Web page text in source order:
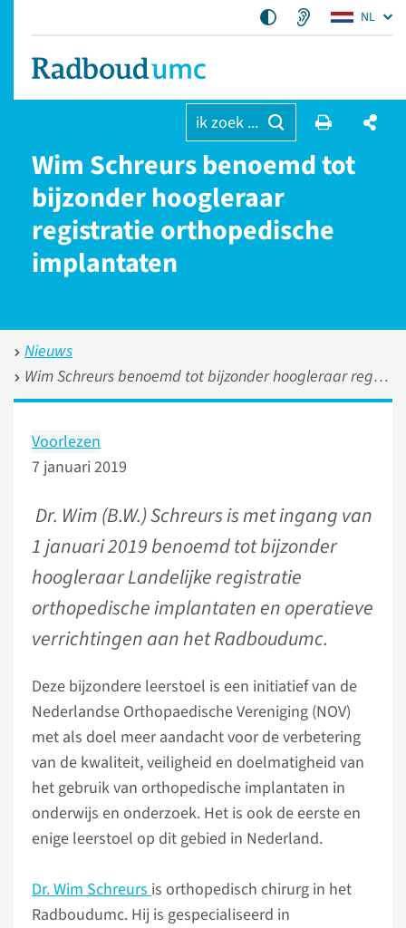
NL
ik zoek ...
Wim Schreurs benoemd tot
bijzonder hoogleraar
registratie orthopedische
implantaten
Nieuws
Wim Schreurs benoemd tot bijzonder hoogleraar registratie orthopedische implantaten
Voorlezen
7 januari 2019
Dr. Wim (B.W.) Schreurs is met ingang van
1 januari 2019 benoemd tot bijzonder
hoogleraar Landelijke registratie
orthopedische implantaten en operatieve
verrichtingen aan het Radboudumc.
Deze bijzondere leerstoel is een initiatief van de
Nederlandse Orthopaedische Vereniging (NOV)
met als doel meer aandacht voor de verbetering
van de kwaliteit, veiligheid en doelmatigheid van
het gebruik van orthopedische implantaten in
onderwijs en onderzoek. Het is ook de eerste en
enige leerstoel op dit gebied in Nederland.
Dr. Wim Schreursis orthopedisch chirurg in het
Radboudumc. Hij is gespecialiseerd in